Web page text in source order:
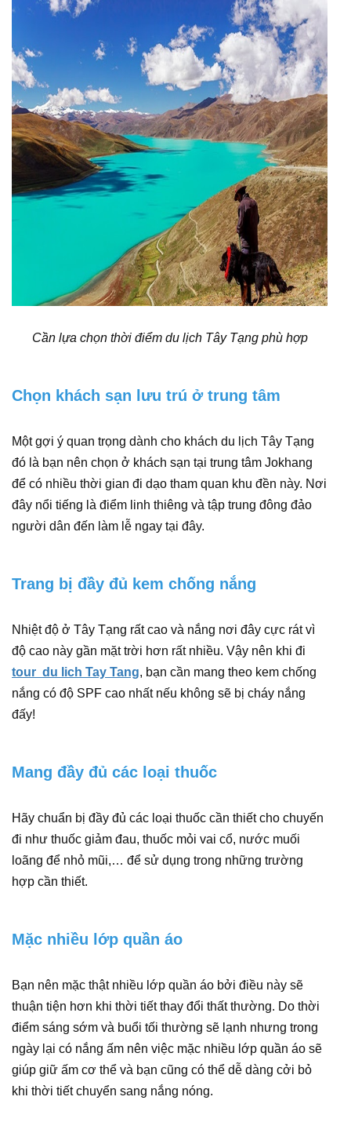
Cần lựa chọn thời điểm du lịch Tây Tạng phù hợp
Chọn khách sạn lưu trú ở trung tâm
Một gợi ý quan trọng dành cho khách du lịch Tây Tạng
đó là bạn nên chọn ở khách sạn tại trung tâm Jokhang
để có nhiều thời gian đi dạo tham quan khu đền này. Nơi
đây nổi tiếng là điểm linh thiêng và tập trung đông đảo
người dân đến làm lễ ngay tại đây.
Trang bị đầy đủ kem chống nắng
Nhiệt độ ở Tây Tạng rất cao và nắng nơi đây cực rát vì
độ cao này gần mặt trời hơn rất nhiều. Vậy nên khi đi
tour du lich Tay Tang, bạn cần mang theo kem chống
nắng có độ SPF cao nhất nếu không sẽ bị cháy nắng
đấy!
Mang đầy đủ các loại thuốc
Hãy chuẩn bị đầy đủ các loại thuốc cần thiết cho chuyến
đi như thuốc giảm đau, thuốc mỏi vai cổ, nước muối
loãng để nhỏ mũi,… để sử dụng trong những trường
hợp cần thiết.
Mặc nhiều lớp quần áo
Bạn nên mặc thật nhiều lớp quần áo bởi điều này sẽ
thuận tiện hơn khi thời tiết thay đổi thất thường. Do thời
điểm sáng sớm và buổi tối thường sẽ lạnh nhưng trong
ngày lại có nắng ấm nên việc mặc nhiều lớp quần áo sẽ
giúp giữ ấm cơ thể và bạn cũng có thể dễ dàng cởi bỏ
khi thời tiết chuyển sang nắng nóng.